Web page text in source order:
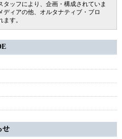
ッフにより、企画・構成されていま
ィアの他、オルタナティブ・ブロ
す。
せ